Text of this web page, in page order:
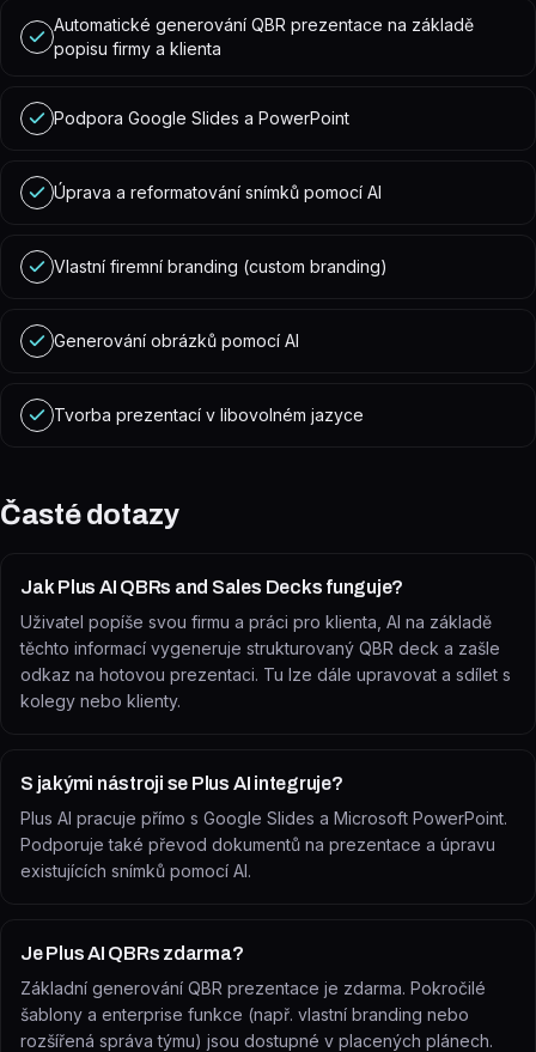
Automatické generování QBR prezentace na základě
popisu firmy a klienta
Podpora Google Slides a PowerPoint
Úprava a reformatování snímků pomocí AI
Vlastní firemní branding (custom branding)
Generování obrázků pomocí AI
Tvorba prezentací v libovolném jazyce
Časté dotazy
Jak Plus AI QBRs and Sales Decks funguje?
Uživatel popíše svou firmu a práci pro klienta, AI na základě
těchto informací vygeneruje strukturovaný QBR deck a zašle
odkaz na hotovou prezentaci. Tu lze dále upravovat a sdílet s
kolegy nebo klienty.
S jakými nástroji se Plus AI integruje?
Plus AI pracuje přímo s Google Slides a Microsoft PowerPoint.
Podporuje také převod dokumentů na prezentace a úpravu
existujících snímků pomocí AI.
Je Plus AI QBRs zdarma?
Základní generování QBR prezentace je zdarma. Pokročilé
šablony a enterprise funkce (např. vlastní branding nebo
rozšířená správa týmu) jsou dostupné v placených plánech.